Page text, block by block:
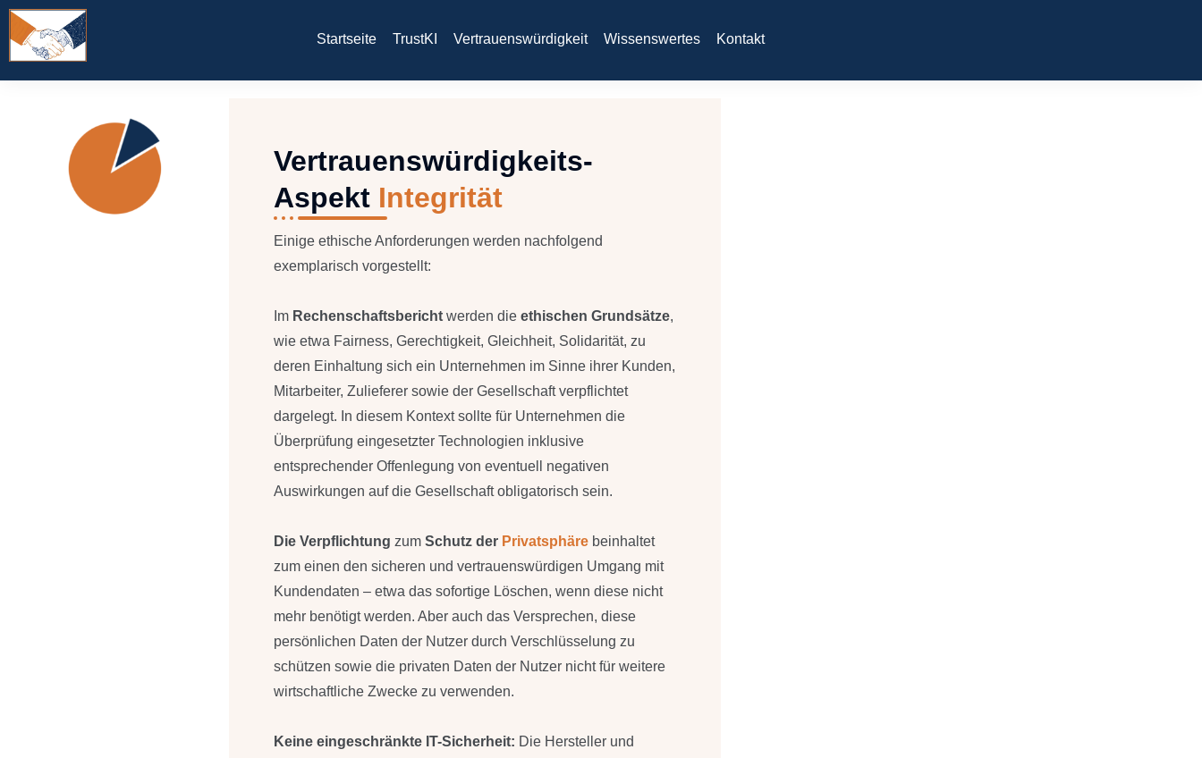
Startseite TrustKI Vertrauenswürdigkeit Wissenswertes Kontakt
Vertrauenswürdigkeits-
Aspekt Integrität
Einige ethische Anforderungen werden nachfolgend
exemplarisch vorgestellt:
Im Rechenschaftsbericht werden dieethischen Grundsätze,
wie etwa Fairness, Gerechtigkeit, Gleichheit, Solidarität, zu
deren Einhaltung sich ein Unternehmen im Sinne ihrer Kunden,
Mitarbeiter, Zulieferer sowie der Gesellschaft verpflichtet
dargelegt. In diesem Kontext sollte für Unternehmen die
Überprüfung eingesetzter Technologien inklusive
entsprechender Offenlegung von eventuell negativen
Auswirkungen auf die Gesellschaft obligatorisch sein.
Die Verpflichtung zumSchutz der Privatsphäre beinhaltet
zum einen den sicheren und vertrauenswürdigen Umgang mit
Kundendaten – etwa das sofortige Löschen, wenn diese nicht
mehr benötigt werden. Aber auch das Versprechen, diese
persönlichen Daten der Nutzer durch Verschlüsselung zu
schützen sowie die privaten Daten der Nutzer nicht für weitere
wirtschaftliche Zwecke zu verwenden.
Keine eingeschränkte IT-Sicherheit: Die Hersteller und